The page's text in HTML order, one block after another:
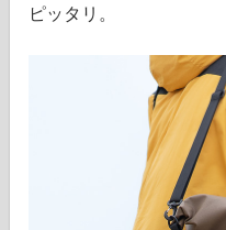
ピッタリ。